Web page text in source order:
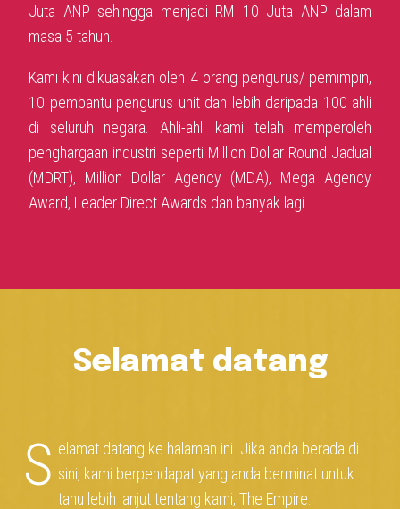
Juta ANP sehingga menjadi RM 10 Juta ANP dalam
masa 5 tahun.
Kami kini dikuasakan oleh 4 orang pengurus/ pemimpin,
10 pembantu pengurus unit dan lebih daripada 100 ahli
di seluruh negara. Ahli-ahli kami telah memperoleh
penghargaan industri seperti Million Dollar Round Jadual
(MDRT), Million Dollar Agency (MDA), Mega Agency
Award, Leader Direct Awards dan banyak lagi.
Selamat datang
S elamat datang ke halaman ini. Jika anda berada di
sini, kami berpendapat yang anda berminat untuk
tahu lebih lanjut tentang kami, The Empire.